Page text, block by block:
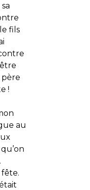
fils
père
!
au
fête.